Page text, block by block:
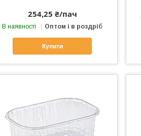
254,25 ₴/пач
В наявності Оптом і в роздріб
Купити